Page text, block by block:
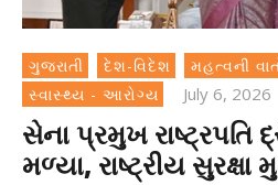
ગુજરાતી દેશ-વિદેશ મહત્વની
સ્વાસ્થ્ય - આરોગ્ય
July 6, 2026
સેના પ્રમુખ રાષ્ટ્રપતિ
મળ્યા, રાષ્ટ્રીય સુરક્ષા